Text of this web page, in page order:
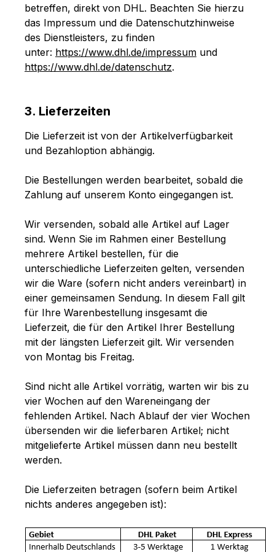
betreffen, direkt von DHL. Beachten Sie hierzu
das Impressum und die Datenschutzhinweise
des Dienstleisters, zu finden
unter: https://www.dhl.de/impressum und
https://www.dhl.de/datenschutz.
3. Lieferzeiten
Die Lieferzeit ist von der Artikelverfügbarkeit
und Bezahloption abhängig.
Die Bestellungen werden bearbeitet, sobald die
Zahlung auf unserem Konto eingegangen ist.
Wir versenden, sobald alle Artikel auf Lager
sind. Wenn Sie im Rahmen einer Bestellung
mehrere Artikel bestellen, für die
unterschiedliche Lieferzeiten gelten, versenden
wir die Ware (sofern nicht anders vereinbart) in
einer gemeinsamen Sendung. In diesem Fall gilt
für Ihre Warenbestellung insgesamt die
Lieferzeit, die für den Artikel Ihrer Bestellung
mit der längsten Lieferzeit gilt. Wir versenden
von Montag bis Freitag.
Sind nicht alle Artikel vorrätig, warten wir bis zu
vier Wochen auf den Wareneingang der
fehlenden Artikel. Nach Ablauf der vier Wochen
übersenden wir die lieferbaren Artikel; nicht
mitgelieferte Artikel müssen dann neu bestellt
werden.
Die Lieferzeiten betragen (sofern beim Artikel
nichts anderes angegeben ist):